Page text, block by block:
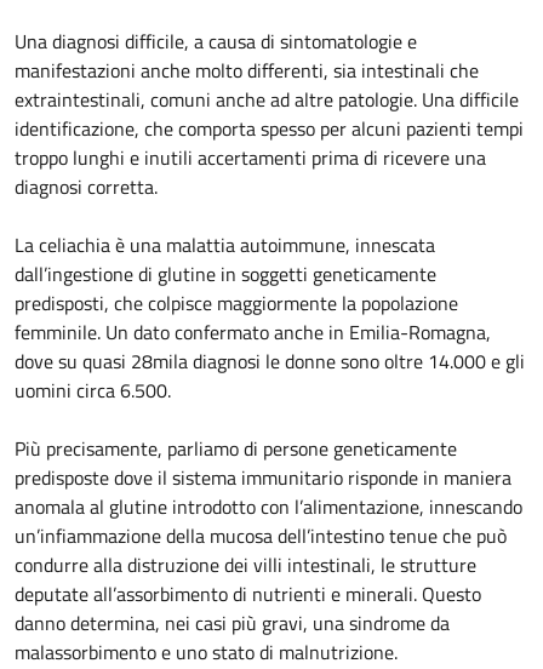
Una diagnosi difficile, a causa di sintomatologie e
manifestazioni anche molto differenti, sia intestinali che
extraintestinali, comuni anche ad altre patologie. Una difficile
identificazione, che comporta spesso per alcuni pazienti tempi
troppo lunghi e inutili accertamenti prima di ricevere una
diagnosi corretta.
La celiachia è una malattia autoimmune, innescata
dall’ingestione di glutine in soggetti geneticamente
predisposti, che colpisce maggiormente la popolazione
femminile. Un dato confermato anche in Emilia-Romagna,
dove su quasi 28mila diagnosi le donne sono oltre 14.000 e gli
uomini circa 6.500.
Più precisamente, parliamo di persone geneticamente
predisposte dove il sistema immunitario risponde in maniera
anomala al glutine introdotto con l’alimentazione, innescando
un’infiammazione della mucosa dell’intestino tenue che può
condurre alla distruzione dei villi intestinali, le strutture
deputate all’assorbimento di nutrienti e minerali. Questo
danno determina, nei casi più gravi, una sindrome da
malassorbimento e uno stato di malnutrizione.